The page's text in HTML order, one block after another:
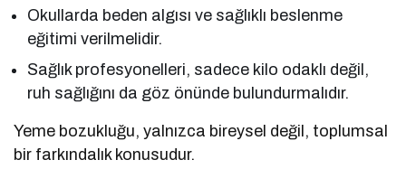
Okullarda beden algısı ve sağlıklı beslenme
eğitimi verilmelidir.
Sağlık profesyonelleri, sadece kilo odaklı değil,
ruh sağlığını da göz önünde bulundurmalıdır.
Yeme bozukluğu, yalnızca bireysel değil, toplumsal
bir farkındalık konusudur.